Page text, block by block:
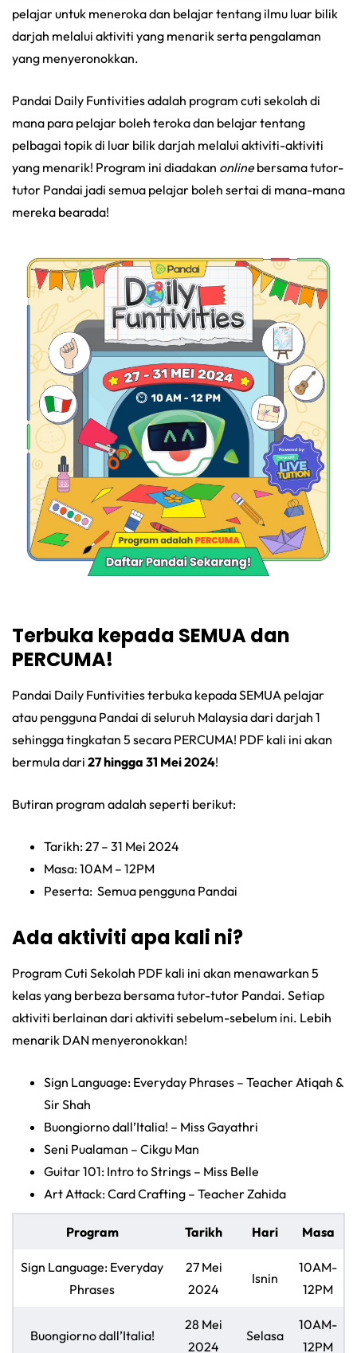
pelajar untuk meneroka dan belajar tentang ilmu luar bilik
darjah melalui aktiviti yang menarik serta pengalaman
yang menyeronokkan.
Pandai Daily Funtivities adalah program cuti sekolah di
mana para pelajar boleh teroka dan belajar tentang
pelbagai topik di luar bilik darjah melalui aktiviti-aktiviti
yang menarik! Program ini diadakan onlinebersama tutor-
tutor Pandai jadi semua pelajar boleh sertai di mana-mana
mereka bearada!
Terbuka kepada SEMUA dan
PERCUMA!
Pandai Daily Funtivities terbuka kepada SEMUA pelajar
atau pengguna Pandai di seluruh Malaysia dari darjah 1
sehingga tingkatan 5 secara PERCUMA! PDF kali ini akan
bermula dari 27 hingga 31 Mei 2024!
Butiran program adalah seperti berikut:
Tarikh: 27 – 31 Mei 2024
Masa: 10AM – 12PM
Peserta: Semua pengguna Pandai
Ada aktiviti apa kali ni?
Program Cuti Sekolah PDF kali ini akan menawarkan 5
kelas yang berbeza bersama tutor-tutor Pandai. Setiap
aktiviti berlainan dari aktiviti sebelum-sebelum ini. Lebih
menarik DAN menyeronokkan!
Sign Language: Everyday Phrases – Teacher Atiqah &
Sir Shah
Buongiorno dall’Italia! – Miss Gayathri
Seni Pualaman – Cikgu Man
Guitar 101: Intro to Strings – Miss Belle
Art Attack: Card Crafting – Teacher Zahida
Program Tarikh Hari Masa
Sign Language: Everyday
Phrases
27 Mei
2024
Isnin
10AM-
12PM
Buongiorno dall’Italia!
28 Mei
2024
Selasa
10AM-
12PM